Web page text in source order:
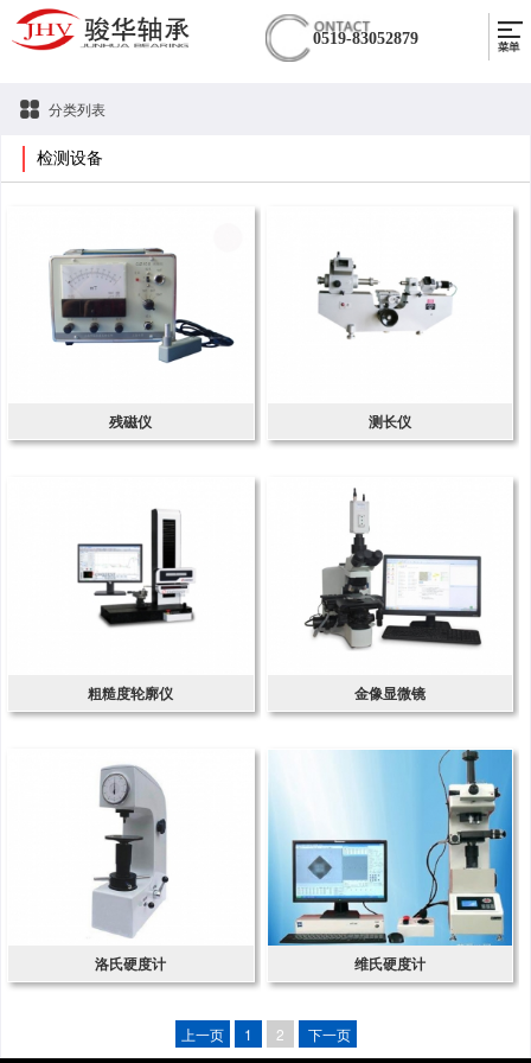
0519-83052879
分类列表
检测设备
残磁仪 测长仪
粗糙度轮廓仪 金像显微镜
洛氏硬度计 维氏硬度计
上一页 1 2 下一页